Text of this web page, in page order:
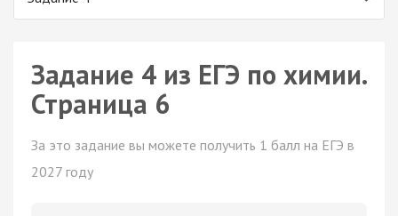
Задание 4 из ЕГЭ по химии.
Страница 6
За это задание вы можете получить 1 балл на ЕГЭ в
2027 году